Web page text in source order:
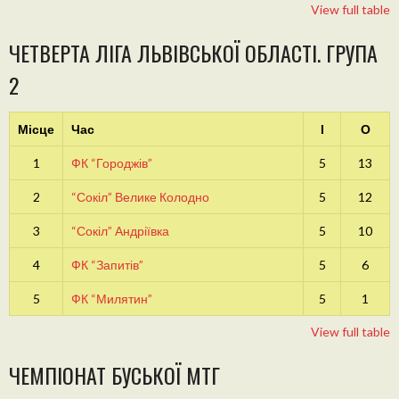
View full table
ЧЕТВЕРТА ЛІГА ЛЬВІВСЬКОЇ ОБЛАСТІ. ГРУПА
2
Місце Час І О
1 ФК “Городжів” 5 13
2 “Сокіл” Велике Колодно 5 12
3 “Сокіл” Андріївка 5 10
4 ФК “Запитів” 5 6
5 ФК “Милятин” 5 1
View full table
ЧЕМПІОНАТ БУСЬКОЇ МТГ